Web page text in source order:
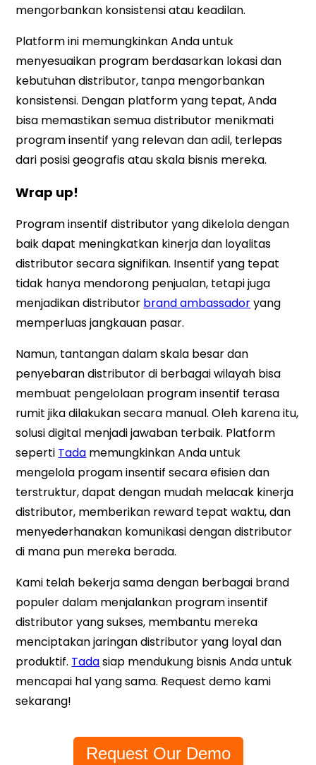
mengorbankan konsistensi atau keadilan.
Platform ini memungkinkan Anda untuk
menyesuaikan program berdasarkan lokasi dan
kebutuhan distributor, tanpa mengorbankan
konsistensi. Dengan platform yang tepat, Anda
bisa memastikan semua distributor menikmati
program insentif yang relevan dan adil, terlepas
dari posisi geografis atau skala bisnis mereka.
Wrap up!
Program insentif distributor yang dikelola dengan
baik dapat meningkatkan kinerja dan loyalitas
distributor secara signifikan. Insentif yang tepat
tidak hanya mendorong penjualan, tetapi juga
menjadikan distributor brand ambassadoryang
memperluas jangkauan pasar.
Namun, tantangan dalam skala besar dan
penyebaran distributor di berbagai wilayah bisa
membuat pengelolaan program insentif terasa
rumit jika dilakukan secara manual. Oleh karena itu,
solusi digital menjadi jawaban terbaik. Platform
seperti Tada memungkinkan Anda untuk
mengelola progam insentif secara efisien dan
terstruktur, dapat dengan mudah melacak kinerja
distributor, memberikan reward tepat waktu, dan
menyederhanakan komunikasi dengan distributor
di mana pun mereka berada.
Kami telah bekerja sama dengan berbagai brand
populer dalam menjalankan program insentif
distributor yang sukses, membantu mereka
menciptakan jaringan distributor yang loyal dan
produktif. Tadasiap mendukung bisnis Anda untuk
mencapai hal yang sama. Request demo kami
sekarang!
Request Our Demo